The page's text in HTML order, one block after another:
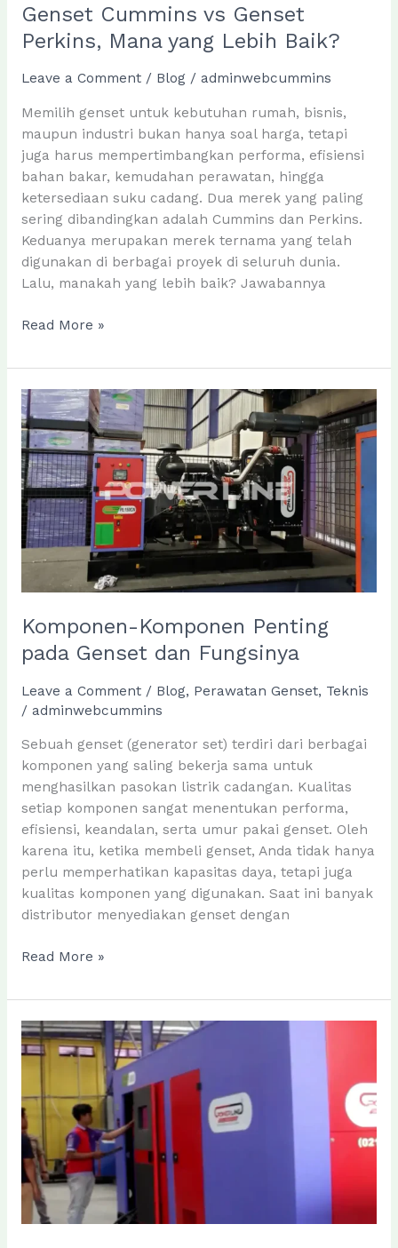
Genset Cummins vs Genset
Perkins, Mana yang Lebih Baik?
Leave a Comment / Blog/ adminwebcummins
Memilih genset untuk kebutuhan rumah, bisnis,
maupun industri bukan hanya soal harga, tetapi
juga harus mempertimbangkan performa, efisiensi
bahan bakar, kemudahan perawatan, hingga
ketersediaan suku cadang. Dua merek yang paling
sering dibandingkan adalah Cummins dan Perkins.
Keduanya merupakan merek ternama yang telah
digunakan di berbagai proyek di seluruh dunia.
Lalu, manakah yang lebih baik? Jawabannya
Genset
vs
Genset
Perkins,
Mana
yang
Lebih
Baik?
Read More »
Komponen-Komponen Penting
pada Genset dan Fungsinya
Leave a Comment / Blog, Perawatan Genset, Teknis
/ adminwebcummins
Sebuah genset (generator set) terdiri dari berbagai
komponen yang saling bekerja sama untuk
menghasilkan pasokan listrik cadangan. Kualitas
setiap komponen sangat menentukan performa,
efisiensi, keandalan, serta umur pakai genset. Oleh
karena itu, ketika membeli genset, Anda tidak hanya
perlu memperhatikan kapasitas daya, tetapi juga
kualitas komponen yang digunakan. Saat ini banyak
distributor menyediakan genset dengan
Komponen-
Penting
pada
Genset
dan
Read More »